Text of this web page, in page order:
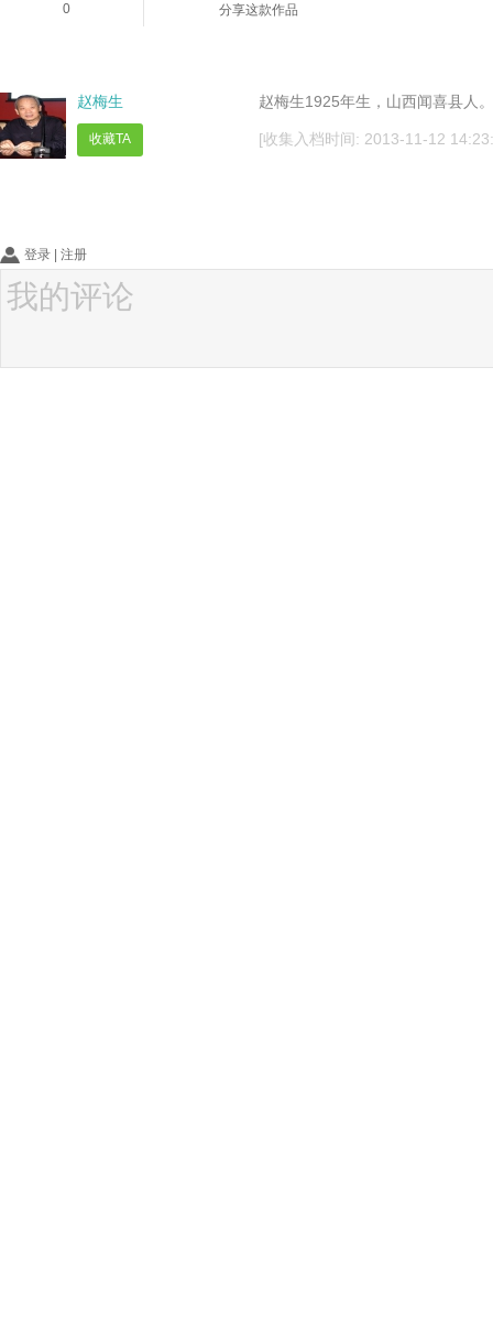
0 分享这款作品
赵梅生1925年生，山西闻喜县人
[收集入档时间: 2013-11-12
赵梅生
收藏TA
登录 注册